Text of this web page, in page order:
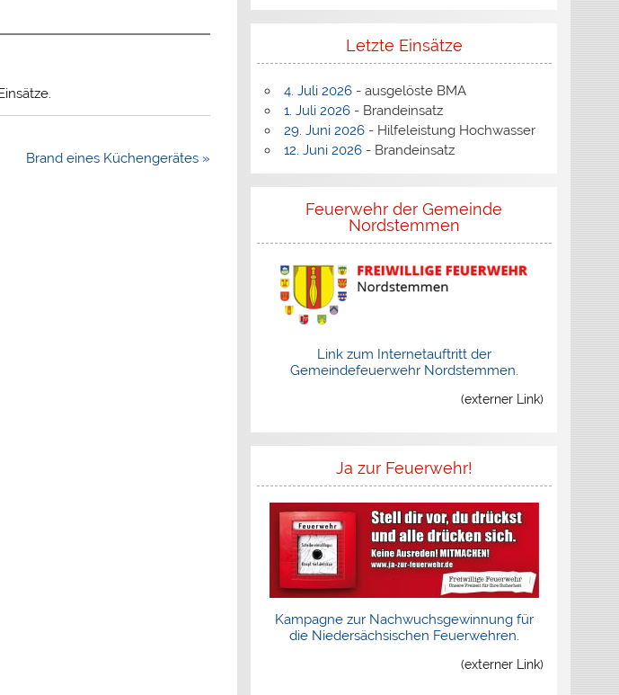
Brand eines Küchengerätes »
Letzte Einsätze
4. Juli 2026- ausgelöste BMA
1. Juli 2026- Brandeinsatz
29. Juni 2026- Hilfeleistung Hochwasser
12. Juni 2026- Brandeinsatz
Feuerwehr der Gemeinde
Nordstemmen
Link zum Internetauftritt der
Gemeindefeuerwehr Nordstemmen.
(externer Link)
Ja zur Feuerwehr!
Kampagne zur Nachwuchsgewinnung für
die Niedersächsischen Feuerwehren.
(externer Link)